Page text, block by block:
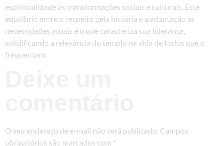
espiritualidade às transformações sociais e culturais. Este
equilíbrio entre o respeito pela história e a adaptação às
necessidades atuais é o que caracteriza sua liderança,
solidificando a relevância do templo na vida de todos que o
frequentam.
O seu endereço de e-mail não será publicado. Campos
obrigatórios são marcados com *